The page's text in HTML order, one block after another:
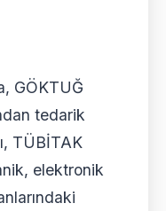
GÖKTUĞ
tedarik
TÜBİTAK
elektronik